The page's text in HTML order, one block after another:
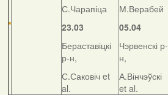
С.Чарапіца
23.03
Бераставіцкі
р-н,
С.Саковіч et
al.
М.Верабей
05.04
Чэрвенскі р-
н,
А.Вінчэўскі
et al.